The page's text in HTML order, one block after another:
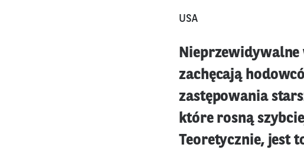
USA
zachęcają
zastępowania
które rosną
Teoretycznie, jest